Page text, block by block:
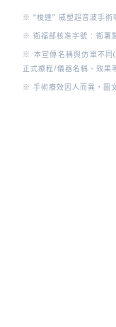
※ “梭達” 威塑超音波手
※ 衛福部核准字號 : 衛署
※ 本宣傳名稱與仿單不同(
正式療程/儀器名稱、效果
※ 手術療效因人而異，圖